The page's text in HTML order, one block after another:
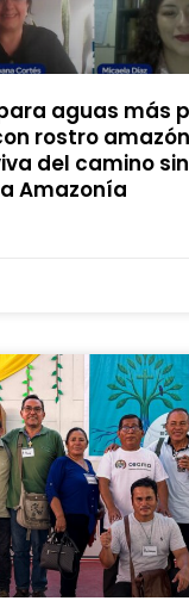
aguas más
rostro
del camino
Amazonía